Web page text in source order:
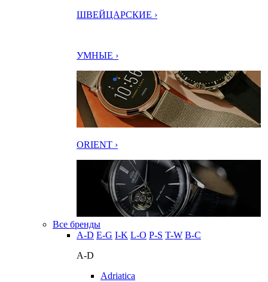
ШВЕЙЦАРСКИЕ ›
УМНЫЕ ›
ORIENT ›
Все бренды
A-D E-G I-K L-O P-S T-W В-С
A-D
Adriatica